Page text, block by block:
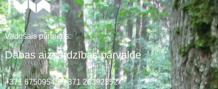
Vadošais partneris:
Dabas aizsardzības pārvalde
+371 67509545,+371 26392352